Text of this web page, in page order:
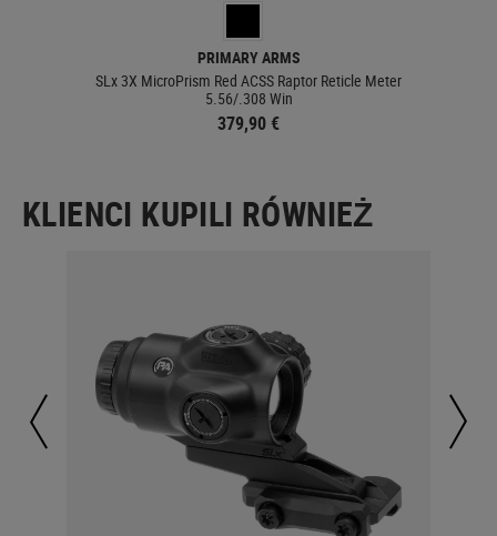
PRIMARY ARMS
SLx 3X MicroPrism Red ACSS Raptor Reticle Meter
5.56/.308 Win
379,90 €
KLIENCI KUPILI RÓWNIEŻ